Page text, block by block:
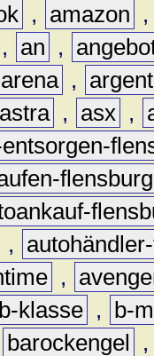
, amazon
, an ,
arena ,
astra , asx ,
flensburg
,
,
b-klasse ,
b-
barockengel